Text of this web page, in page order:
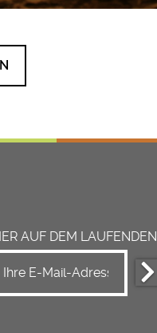
AUF DEM LAUFENDEN